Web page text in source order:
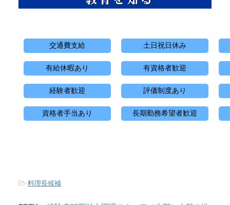
交通費支給 土日祝日休み
有給休暇あり 有資格者歓迎
経験者歓迎 評価制度あり
資格者手当あり 長期勤務希望者歓迎
-料理長候補